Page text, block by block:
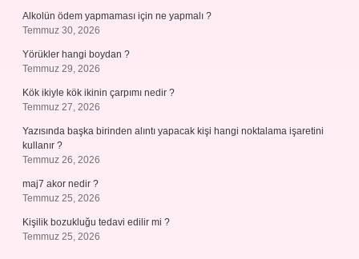
Alkolün ödem yapmaması için ne yapmalı ?
Temmuz 30, 2026
Yörükler hangi boydan ?
Temmuz 29, 2026
Kök ikiyle kök ikinin çarpımı nedir ?
Temmuz 27, 2026
Yazısında başka birinden alıntı yapacak kişi hangi noktalama işaretini
kullanır ?
Temmuz 26, 2026
maj7 akor nedir ?
Temmuz 25, 2026
Kişilik bozukluğu tedavi edilir mi ?
Temmuz 25, 2026